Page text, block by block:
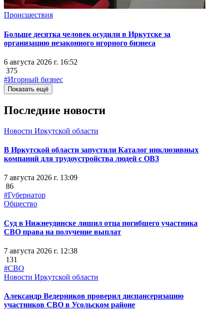
Происшествия
Больше десятка человек осудили в Иркутске за
организацию незаконного игорного бизнеса
6 августа 2026 г. 16:52
375
#Игорный бизнес
Показать ещё
Последние новости
Новости Иркутской области
В Иркутской области запустили Каталог инклюзивных
компаний для трудоустройства людей с ОВЗ
7 августа 2026 г. 13:09
86
#Губернатор
Общество
Суд в Нижнеудинске лишил отца погибшего участника
СВО права на получение выплат
7 августа 2026 г. 12:38
131
#СВО
Новости Иркутской области
Александр Ведерников проверил диспансеризацию
участников СВО в Усольском районе